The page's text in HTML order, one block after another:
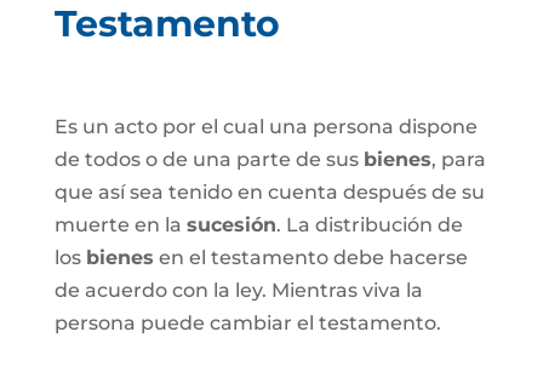
Testamento
Es un acto por el cual una persona dispone
de todos o de una parte de sus bienes, para
que así sea tenido en cuenta después de su
muerte en la sucesión. La distribución de
los bienes en el testamento debe hacerse
de acuerdo con la ley. Mientras viva la
persona puede cambiar el testamento.